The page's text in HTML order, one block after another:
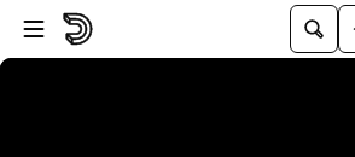
プレイヤーにスキップ
メインコンテンツにスキップ